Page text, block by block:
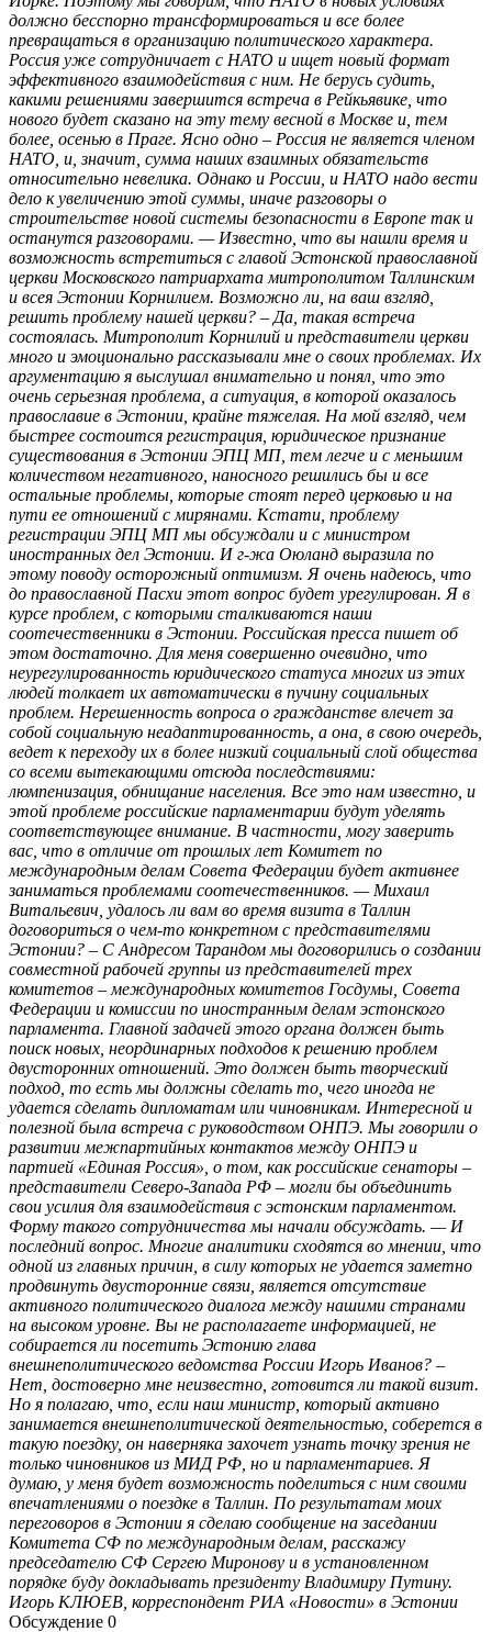
должно бесспорно трансформироваться и все более
превращаться в организацию политического характера.
Россия уже сотрудничает с НАТО и ищет новый формат
эффективного взаимодействия с ним. Не берусь судить,
какими решениями завершится встреча в Рейкьявике, что
нового будет сказано на эту тему весной в Москве и, тем
более, осенью в Праге. Ясно одно – Россия не является членом
НАТО, и, значит, сумма наших взаимных обязательств
относительно невелика. Однако и России, и НАТО надо вести
дело к увеличению этой суммы, иначе разговоры о
строительстве новой системы безопасности в Европе так и
останутся разговорами. — Известно, что вы нашли время и
возможность встретиться с главой Эстонской православной
церкви Московского патриархата митрополитом Таллинским
и всея Эстонии Корнилием. Возможно ли, на ваш взгляд,
решить проблему нашей церкви? – Да, такая встреча
состоялась. Митрополит Корнилий и представители церкви
много и эмоционально рассказывали мне о своих проблемах. Их
аргументацию я выслушал внимательно и понял, что это
очень серьезная проблема, а ситуация, в которой оказалось
православие в Эстонии, крайне тяжелая. На мой взгляд, чем
быстрее состоится регистрация, юридическое признание
существования в Эстонии ЭПЦ МП, тем легче и с меньшим
количеством негативного, наносного решились бы и все
остальные проблемы, которые стоят перед церковью и на
пути ее отношений с мирянами. Кстати, проблему
регистрации ЭПЦ МП мы обсуждали и с министром
иностранных дел Эстонии. И г-жа Оюланд выразила по
этому поводу осторожный оптимизм. Я очень надеюсь, что
до православной Пасхи этот вопрос будет урегулирован. Я в
курсе проблем, с которыми сталкиваются наши
соотечественники в Эстонии. Российская пресса пишет об
этом достаточно. Для меня совершенно очевидно, что
неурегулированность юридического статуса многих из этих
людей толкает их автоматически в пучину социальных
проблем. Нерешенность вопроса о гражданстве влечет за
собой социальную неадаптированность, а она, в свою очередь,
ведет к переходу их в более низкий социальный слой общества
со всеми вытекающими отсюда последствиями:
люмпенизация, обнищание населения. Все это нам известно, и
этой проблеме российские парламентарии будут уделять
соответствующее внимание. В частности, могу заверить
вас, что в отличие от прошлых лет Комитет по
международным делам Совета Федерации будет активнее
заниматься проблемами соотечественников. — Михаил
Витальевич, удалось ли вам во время визита в Таллин
договориться о чем-то конкретном с представителями
Эстонии? – С Андресом Тарандом мы договорились о создании
совместной рабочей группы из представителей трех
комитетов – международных комитетов Госдумы, Совета
Федерации и комиссии по иностранным делам эстонского
парламента. Главной задачей этого органа должен быть
поиск новых, неординарных подходов к решению проблем
двусторонних отношений. Это должен быть творческий
подход, то есть мы должны сделать то, чего иногда не
удается сделать дипломатам или чиновникам. Интересной и
полезной была встреча с руководством ОНПЭ. Мы говорили о
развитии межпартийных контактов между ОНПЭ и
партией «Единая Россия», о том, как российские сенаторы –
представители Северо-Запада РФ – могли бы объединить
свои усилия для взаимодействия с эстонским парламентом.
Форму такого сотрудничества мы начали обсуждать. — И
последний вопрос. Многие аналитики сходятся во мнении, что
одной из главных причин, в силу которых не удается заметно
продвинуть двусторонние связи, является отсутствие
активного политического диалога между нашими странами
на высоком уровне. Вы не располагаете информацией, не
собирается ли посетить Эстонию глава
внешнеполитического ведомства России Игорь Иванов? –
Нет, достоверно мне неизвестно, готовится ли такой визит.
Но я полагаю, что, если наш министр, который активно
занимается внешнеполитической деятельностью, соберется в
такую поездку, он наверняка захочет узнать точку зрения не
только чиновников из МИД РФ, но и парламентариев. Я
думаю, у меня будет возможность поделиться с ним своими
впечатлениями о поездке в Таллин. По результатам моих
переговоров в Эстонии я сделаю сообщение на заседании
Комитета СФ по международным делам, расскажу
председателю СФ Сергею Миронову и в установленном
порядке буду докладывать президенту Владимиру Путину.
Игорь КЛЮЕВ, корреспондент РИА «Новости» в Эстонии
Обсуждение 0